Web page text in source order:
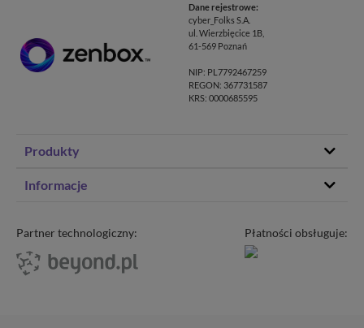
Dane rejestrowe:
cyber_Folks S.A.
ul. Wierzbięcice 1B,
61-569 Poznań
NIP: PL7792467259
REGON: 367731587
KRS: 0000685595
Produkty
Transfer domeny
Poczta e-mail
Informacje
Program partnerski
Blog
Kariera
Partner technologiczny: Płatności obsługuje: